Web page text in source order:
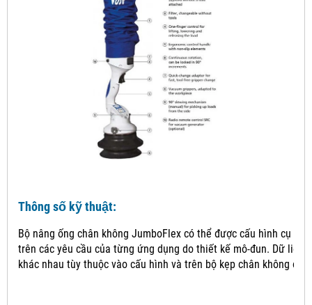
Thông số kỹ thuật:
Bộ nâng ống chân không JumboFlex có thể được cấu hình cụ thể
trên các yêu cầu của từng ứng dụng do thiết kế mô-đun. Dữ liệu
khác nhau tùy thuộc vào cấu hình và trên bộ kẹp chân không